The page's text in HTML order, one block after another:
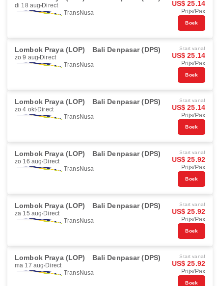
di 18 aug Direct
TransNusa
US$ 25.14
Prijs/Pax
Boek
Lombok Praya (LOP) Bali Denpasar (DPS)
zo 9 aug Direct
TransNusa
Start vanaf
US$ 25.14
Prijs/Pax
Boek
Lombok Praya (LOP) Bali Denpasar (DPS)
zo 4 okt Direct
TransNusa
Start vanaf
US$ 25.14
Prijs/Pax
Boek
Lombok Praya (LOP) Bali Denpasar (DPS)
zo 16 aug Direct
TransNusa
Start vanaf
US$ 25.92
Prijs/Pax
Boek
Lombok Praya (LOP) Bali Denpasar (DPS)
za 15 aug Direct
TransNusa
Start vanaf
US$ 25.92
Prijs/Pax
Boek
Lombok Praya (LOP) Bali Denpasar (DPS)
ma 17 aug Direct
TransNusa
Start vanaf
US$ 25.92
Prijs/Pax
Boek